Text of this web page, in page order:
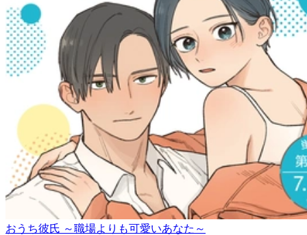
おうち彼氏 ～職場よりも可愛いあなた～